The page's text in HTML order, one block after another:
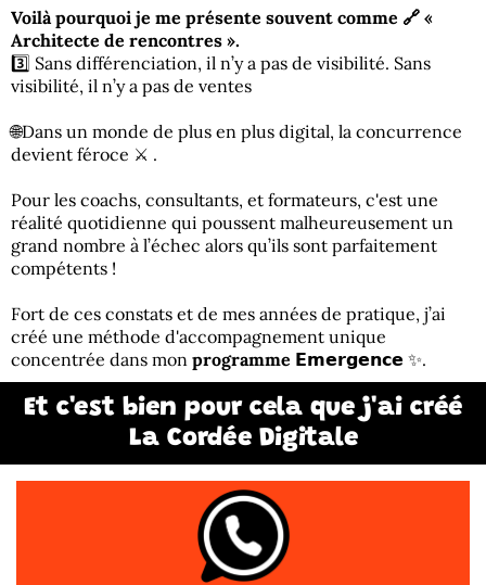
Voilà pourquoi je me présente souvent comme 🔗 «
Architecte de rencontres ».
3️⃣ Sans différenciation, il n’y a pas de visibilité. Sans
visibilité, il n’y a pas de ventes
🌐Dans un monde de plus en plus digital, la concurrence
devient féroce ⚔️ .
Pour les coachs, consultants, et formateurs, c'est une
réalité quotidienne qui poussent malheureusement un
grand nombre à l’échec alors qu’ils sont parfaitement
compétents !
Fort de ces constats et de mes années de pratique, j’ai
créé une méthode d'accompagnement unique
concentrée dans mon programme 𝗘𝗺𝗲𝗿𝗴𝗲𝗻𝗰𝗲 ✨.
Et c'est bien pour cela que j'ai créé
La Cordée Digitale